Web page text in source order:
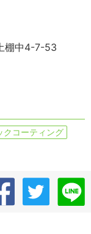
棚中4-7-53
クコーティング